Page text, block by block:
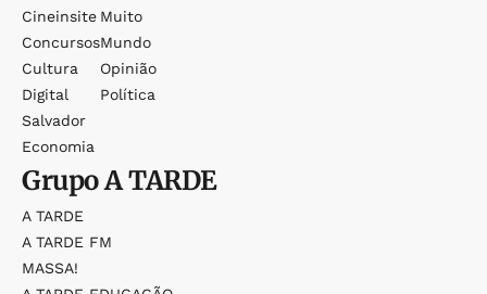
Cineinsite
Concursos
Cultura
Digital
Salvador
Economia
Muito
Mundo
Opinião
Política
GrupoA TARDE
A TARDE
A TARDE FM
MASSA!